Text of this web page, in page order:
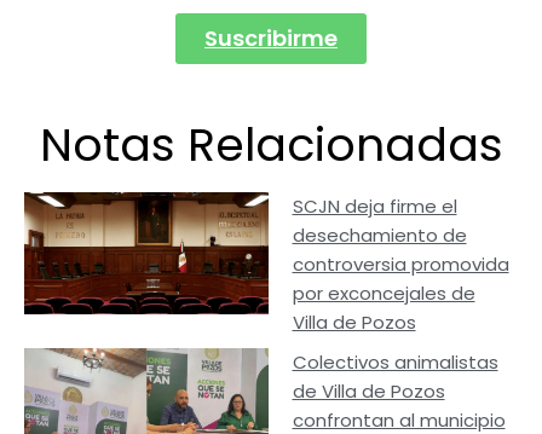
Suscribirme
Notas Relacionadas
SCJN deja firme el
desechamiento de
controversia promovida
por exconcejales de
Villa de Pozos
Colectivos animalistas
de Villa de Pozos
confrontan al municipio